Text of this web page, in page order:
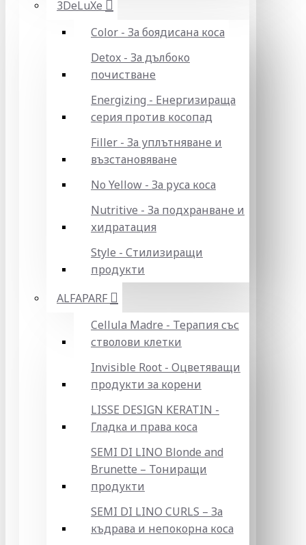
3DeLuXe
Color - За боядисана коса
Detox - За дълбоко
почистване
Energizing - Енергизираща
серия против косопад
Filler - За уплътняване и
възстановяване
No Yellow - За руса коса
Nutritive - За подхранване и
хидратация
Style - Стилизиращи
продукти
ALFAPARF
Cellula Madre - Терапия със
стволови клетки
Invisible Root - Оцветяващи
продукти за корени
LISSE DESIGN KERATIN -
Гладка и права коса
SEMI DI LINO Blonde and
Brunette – Тониращи
продукти
SEMI DI LINO CURLS – За
къдрава и непокорна коса